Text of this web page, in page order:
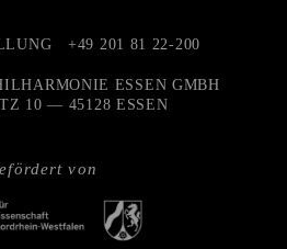
von
+49 201 81 22-200
ESSEN GMBH
10 — 45128 ESSEN